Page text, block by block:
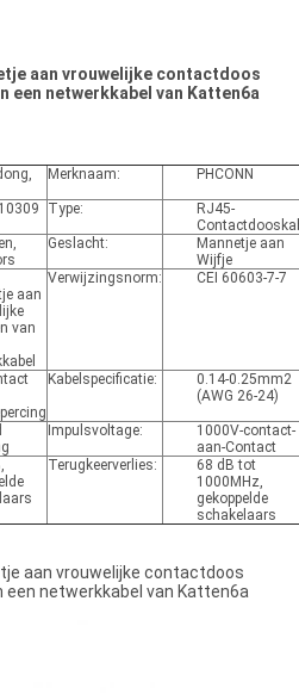
aan vrouwelijke contactdoos
een netwerkkabel van Katten6a
Merknaam: PHCONN
Type:
RJ45-
Geslacht:
Mannetje aan
Wijfje
aan
van
Verwijzingsnorm: CEI 60603-7-7
Kabelspecificatie:
0.14-0.25mm2
(AWG 26-24)
Impulsvoltage:
1000V-contact-
aan-Contact
Terugkeerverlies:
68 dB tot
1000MHz,
gekoppelde
schakelaars
aan vrouwelijke contactdoos
een netwerkkabel van Katten6a